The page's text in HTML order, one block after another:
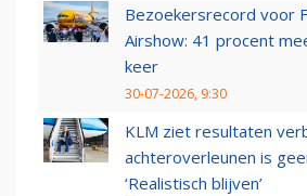
Bezoekersrecord voor
Airshow: 41 procent
keer
30-07-2026, 9:30
KLM ziet resultaten
achteroverleunen is
‘Realistisch blijven’